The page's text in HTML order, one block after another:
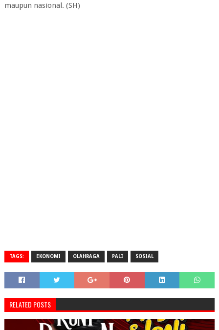
maupun nasional. (SH)
TAGS: EKONOMI OLAHRAGA PALI SOSIAL
RELATED POSTS